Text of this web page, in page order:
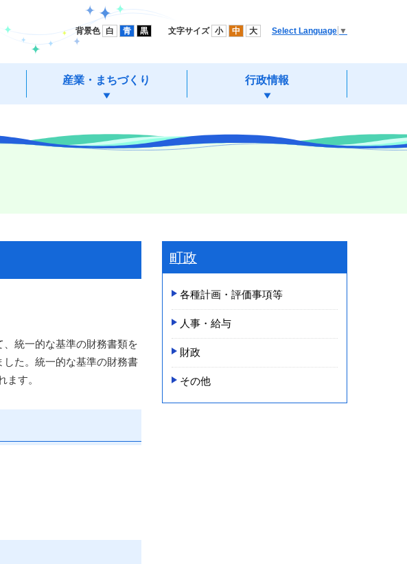
産業・まちづくり 行政情報
背景色 白 青 黒 文字サイズ 小 中 大 Select Language ▼
統一的な基準の財務書類を
た。統一的な基準の財務書
す。
町政
各種計画・評価事項等
人事・給与
財政
その他